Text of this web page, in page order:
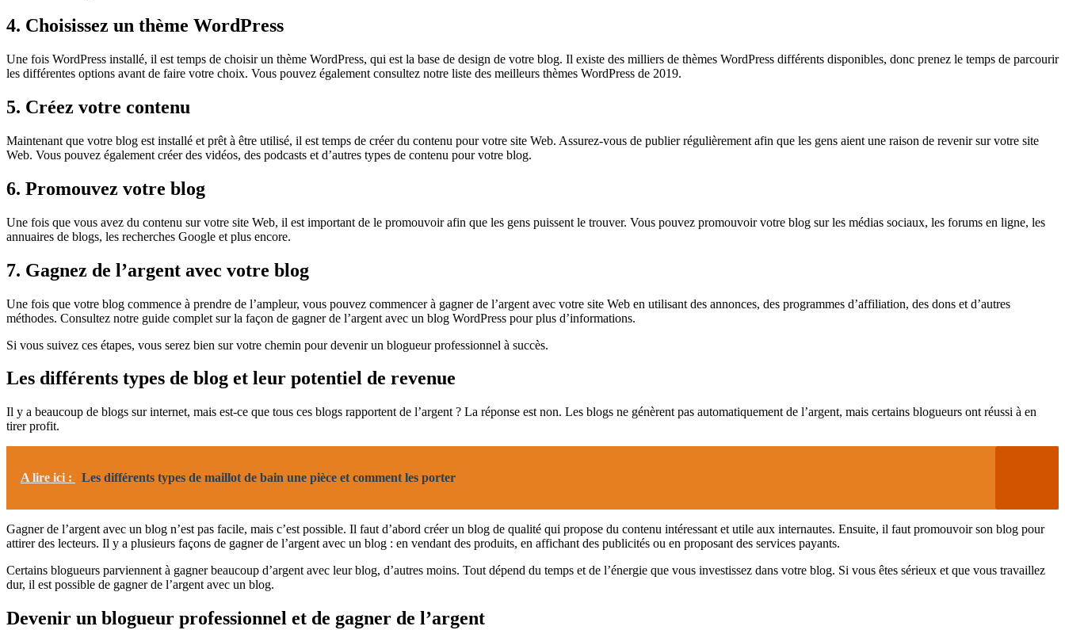
4. Choisissez un thème WordPress
Une fois WordPress installé, il est temps de choisir un thème WordPress, qui est la base de design de votre blog. Il existe des milliers de thèmes WordPress différents disponibles, donc prenez le temps de parcourir
les différentes options avant de faire votre choix. Vous pouvez également consultez notre liste des meilleurs thèmes WordPress de 2019.
5. Créez votre contenu
Maintenant que votre blog est installé et prêt à être utilisé, il est temps de créer du contenu pour votre site Web. Assurez-vous de publier régulièrement afin que les gens aient une raison de revenir sur votre site
Web. Vous pouvez également créer des vidéos, des podcasts et d’autres types de contenu pour votre blog.
6. Promouvez votre blog
Une fois que vous avez du contenu sur votre site Web, il est important de le promouvoir afin que les gens puissent le trouver. Vous pouvez promouvoir votre blog sur les médias sociaux, les forums en ligne, les
annuaires de blogs, les recherches Google et plus encore.
7. Gagnez de l’argent avec votre blog
Une fois que votre blog commence à prendre de l’ampleur, vous pouvez commencer à gagner de l’argent avec votre site Web en utilisant des annonces, des programmes d’affiliation, des dons et d’autres
méthodes. Consultez notre guide complet sur la façon de gagner de l’argent avec un blog WordPress pour plus d’informations.
Si vous suivez ces étapes, vous serez bien sur votre chemin pour devenir un blogueur professionnel à succès.
Les différents types de blog et leur potentiel de revenue
Il y a beaucoup de blogs sur internet, mais est-ce que tous ces blogs rapportent de l’argent ? La réponse est non. Les blogs ne génèrent pas automatiquement de l’argent, mais certains blogueurs ont réussi à en
tirer profit.
A lire ici : Les différents types de maillot de bain une pièce et comment les porter
Gagner de l’argent avec un blog n’est pas facile, mais c’est possible. Il faut d’abord créer un blog de qualité qui propose du contenu intéressant et utile aux internautes. Ensuite, il faut promouvoir son blog pour
attirer des lecteurs. Il y a plusieurs façons de gagner de l’argent avec un blog : en vendant des produits, en affichant des publicités ou en proposant des services payants.
Certains blogueurs parviennent à gagner beaucoup d’argent avec leur blog, d’autres moins. Tout dépend du temps et de l’énergie que vous investissez dans votre blog. Si vous êtes sérieux et que vous travaillez
dur, il est possible de gagner de l’argent avec un blog.
Devenir un blogueur professionnel et de gagner de l’argent